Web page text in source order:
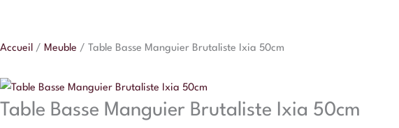
Accueil / Meuble / Table Basse Manguier Brutaliste Ixia 50cm
Table Basse Manguier Brutaliste Ixia 50cm
Ixia